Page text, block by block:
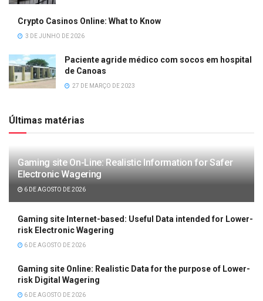
Crypto Casinos Online: What to Know
3 DE JUNHO DE 2026
Paciente agride médico com socos em hospital
de Canoas
27 DE MARÇO DE 2023
Últimas matérias
Gaming site On-Line: Realistic Information for Safer
Electronic Wagering
6 DE AGOSTO DE 2026
Gaming site Internet-based: Useful Data intended for Lower-
risk Electronic Wagering
6 DE AGOSTO DE 2026
Gaming site Online: Realistic Data for the purpose of Lower-
risk Digital Wagering
6 DE AGOSTO DE 2026